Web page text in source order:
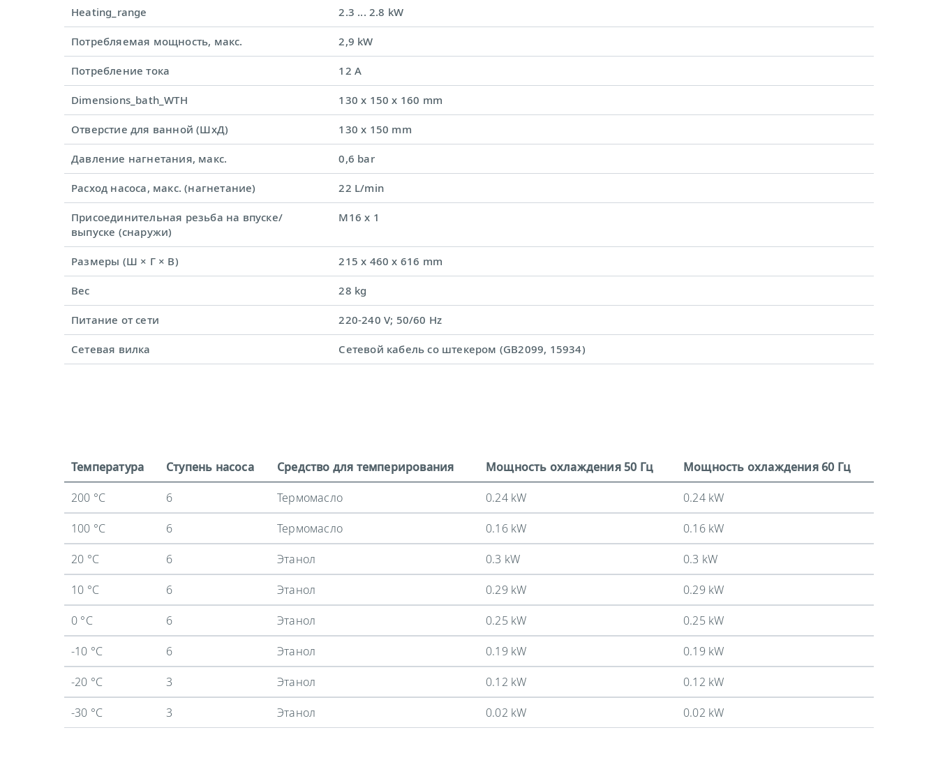
Heating_range 2.3 ... 2.8 kW
Потребляемая мощность, макс. 2,9 kW
Потребление тока 12 A
Dimensions_bath_WTH 130 x 150 x 160 mm
Отверстие для ванной (ШхД) 130 x 150 mm
Давление нагнетания, макс. 0,6 bar
Расход насоса, макс. (нагнетание) 22 L/min
Присоединительная резьба на впуске/
выпуске (снаружи)
M16 x 1
Размеры (Ш × Г × В) 215 x 460 x 616 mm
Вес 28 kg
Питание от сети 220-240 V; 50/60 Hz
Сетевая вилка Сетевой кабель со штекером (GB2099, 15934)
Температура Ступень насоса Средство для темперирования Мощность охлаждения 50 Гц
Мощность охлаждения 60 Гц
200 °C
6 Термомасло 0.24 kW
0.24 kW
100 °C
6 Термомасло 0.16 kW
0.16 kW
20 °C
6 Этанол 0.3 kW
0.3 kW
10 °C
6 Этанол 0.29 kW
0.29 kW
0 °C
6 Этанол 0.25 kW
0.25 kW
-10 °C
6 Этанол 0.19 kW
0.19 kW
-20 °C
3 Этанол 0.12 kW
0.12 kW
-30 °C
3 Этанол 0.02 kW 0.02 kW